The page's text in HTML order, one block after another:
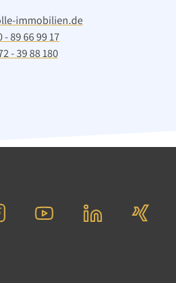
immobilien.de
- 89 66 99 17
- 39 88 180